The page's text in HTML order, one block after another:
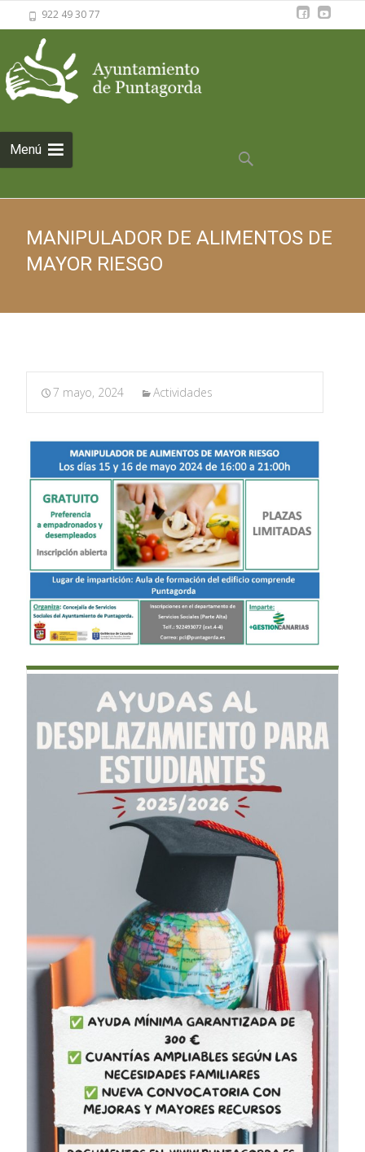
922 49 30 77
Menú
Saltar al
contenido
Buscar:
MANIPULADOR DE ALIMENTOS DE
MAYOR RIESGO
7 mayo, 2024 Actividades